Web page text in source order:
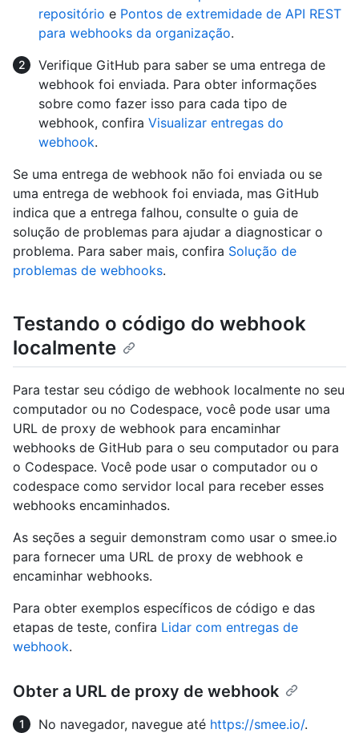
repositório e Pontos de extremidade de API REST
para webhooks da organização.
Verifique GitHub para saber se uma entrega de
webhook foi enviada. Para obter informações
sobre como fazer isso para cada tipo de
webhook, confira Visualizar entregas do
webhook.
Se uma entrega de webhook não foi enviada ou se
uma entrega de webhook foi enviada, mas GitHub
indica que a entrega falhou, consulte o guia de
solução de problemas para ajudar a diagnosticar o
problema. Para saber mais, confira Solução de
problemas de webhooks.
Testando o código do webhook
localmente
Para testar seu código de webhook localmente no seu
computador ou no Codespace, você pode usar uma
URL de proxy de webhook para encaminhar
webhooks de GitHub para o seu computador ou para
o Codespace. Você pode usar o computador ou o
codespace como servidor local para receber esses
webhooks encaminhados.
As seções a seguir demonstram como usar o smee.io
para fornecer uma URL de proxy de webhook e
encaminhar webhooks.
Para obter exemplos específicos de código e das
etapas de teste, confira Lidar com entregas de
webhook.
Obter a URL de proxy de webhook
No navegador, navegue até https://smee.io/.